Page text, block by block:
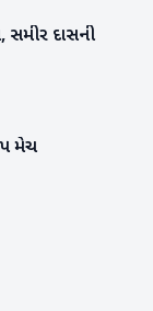
સમીર દાસની
મેચ